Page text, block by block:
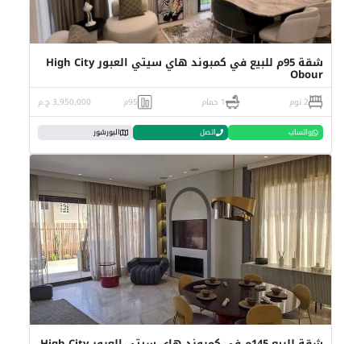
شقة 95م للبيع في كمبوند هاي سيتي العبور High City
Obour
2 نوم 1 حمام 95م 3,950,000 ج.م
واتساب اتصل البورشور